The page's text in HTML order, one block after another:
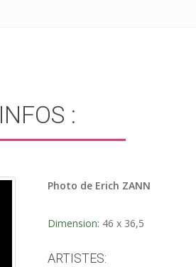
INFOS :
Photo de Erich ZANN
Dimension: 46 x 36,5
ARTISTES: